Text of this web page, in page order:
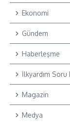
Ekonomi
Gündem
Haberleşme
İlkyardım Soru
Magazin
Medya